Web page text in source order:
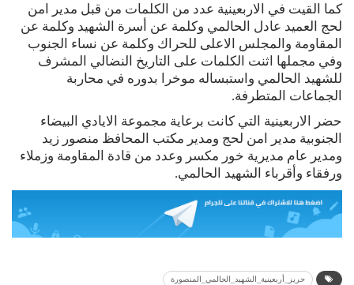
كما القيت في الاربعينية عدد من الكلمات من قبل مدير امن
لحج العميد عادل الحالمي وكلمة عن أسرة الشهيد وكلمة عن
المقاومة والمجلس الاعلى للحراك وكلمة عن نساء الجنوب
وفي مجملها اثنت الكلمات على التاريخ النضالي المشرف
للشهيد الحالمي واستبساله موخرا بدوره في محاربة
الجماعات المتطرفة.
حضر الاربعينية التي كانت برعاية مجموعة الايادي البيضاء
الجنوبية مدير امن لحج ومدير مكتب المحافظ منصور زيد
ومدير عام مديرية خور مكسر وعدد من قادة المقاومة وزملاء
ورفقاء وأقرباء الشهيد الحالمي.
حريز_أربعينية_الشهيد_الحالمي_المنصورة